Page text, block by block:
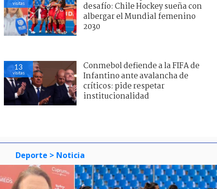
visitas
desafío: Chile Hockey sueña con
albergar el Mundial femenino
2030
13
visitas
Conmebol defiende a la FIFA de
Infantino ante avalancha de
críticos: pide respetar
institucionalidad
Deporte > Noticia